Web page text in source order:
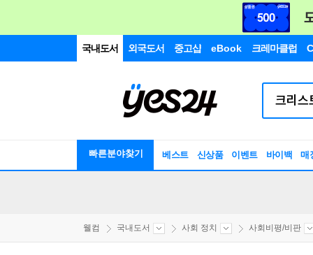
국내도서 외국도서 중고샵 eBook 크레마클럽
빠른분야찾기 베스트 신상품 이벤트 바이백 매
웰컴 국내도서 사회 정치 사회비평/비판